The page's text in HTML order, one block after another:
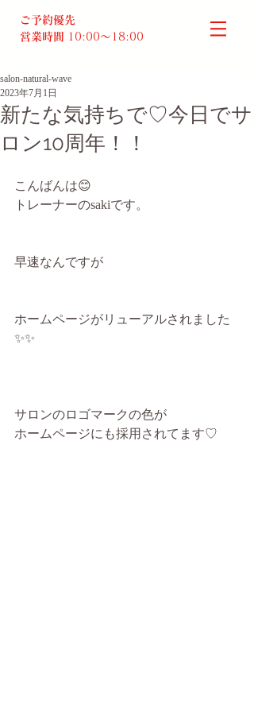
ご予約優先
営業時間 10:00～18:00​
新たな気持ちで♡今日でサ
ロン10周年！！
salon-natural-wave
2023年7月1日
こんばんは😊
トレーナーのsakiです。
早速なんですが
ホームページがリューアルされました
✨✨
サロンのロゴマークの色が
ホームページにも採用されてます♡